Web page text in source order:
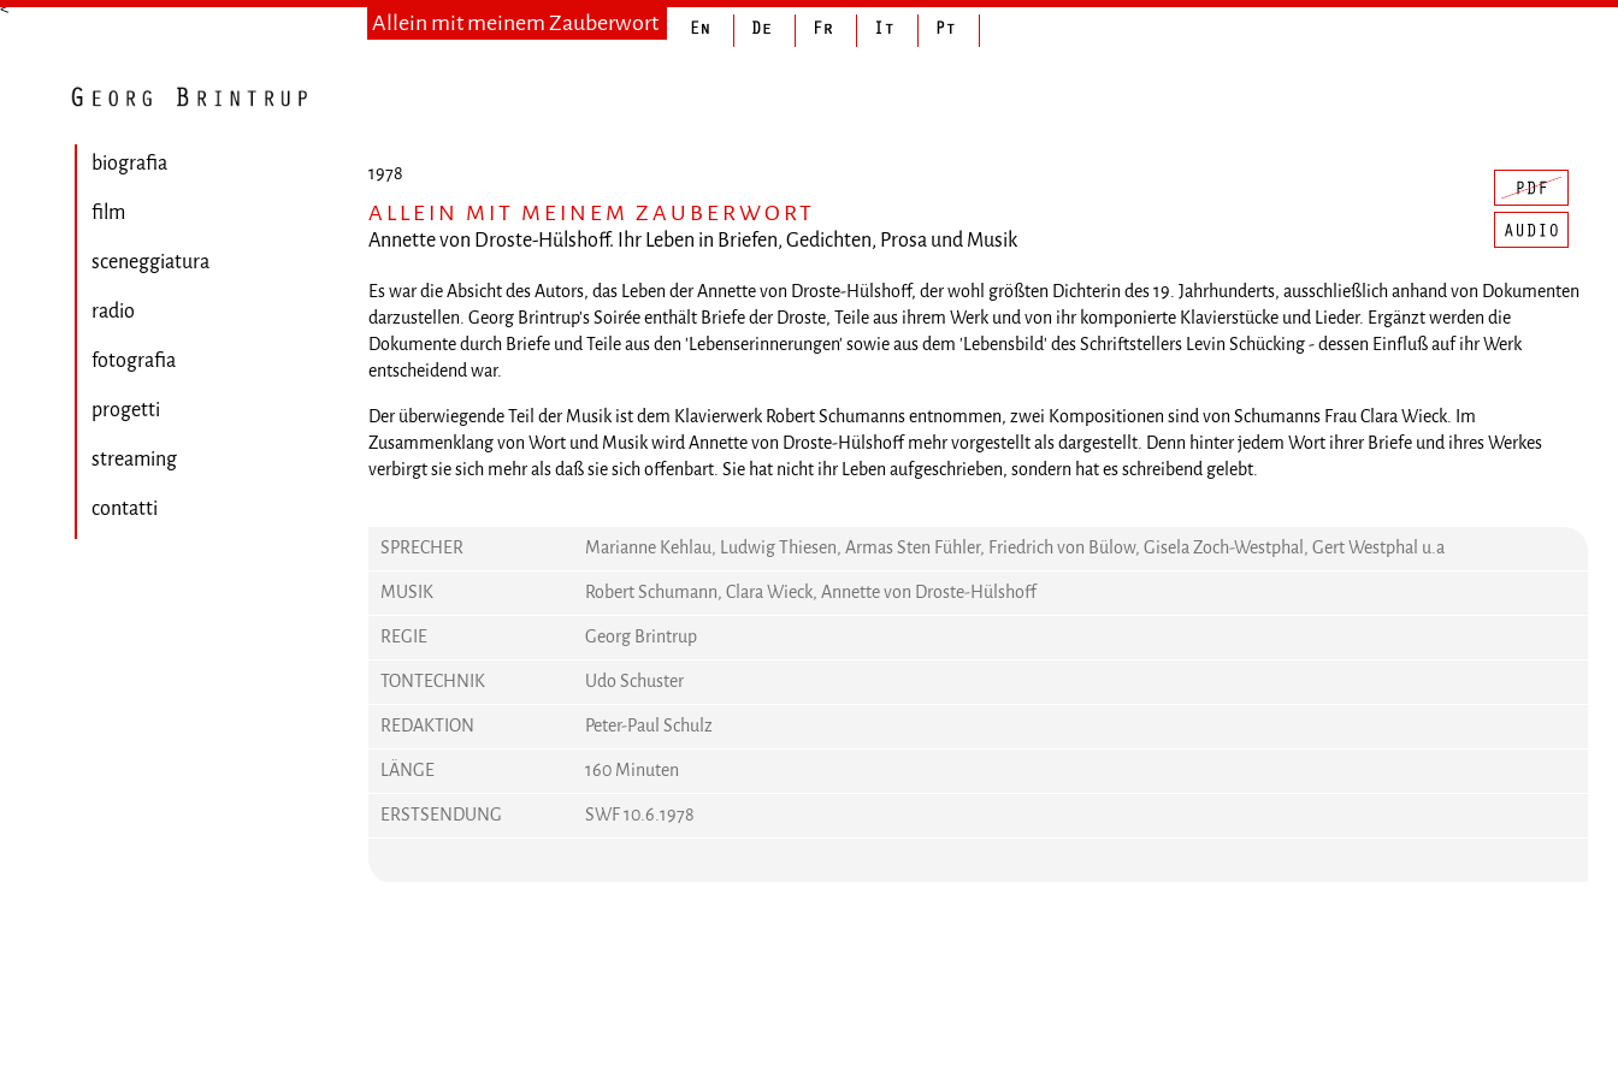
< Allein mit meinem Zauberwort
biografia
film
sceneggiatura
radio
fotografia
progetti
streaming
contatti
1978
ALLEIN MIT MEINEM ZAUBERWORT
Annette von Droste-Hülshoff. Ihr Leben in Briefen, Gedichten, Prosa und Musik
Es war die Absicht des Autors, das Leben der Annette von Droste-Hülshoff, der wohl größten Dichterin des 19. Jahrhunderts, ausschließlich anhand von Dokumenten
darzustellen. Georg Brintrup's Soirée enthält Briefe der Droste, Teile aus ihrem Werk und von ihr komponierte Klavierstücke und Lieder. Ergänzt werden die
Dokumente durch Briefe und Teile aus den 'Lebenserinnerungen' sowie aus dem 'Lebensbild' des Schriftstellers Levin Schücking - dessen Einfluß auf ihr Werk
entscheidend war.
Der überwiegende Teil der Musik ist dem Klavierwerk Robert Schumanns entnommen, zwei Kompositionen sind von Schumanns Frau Clara Wieck. Im
Zusammenklang von Wort und Musik wird Annette von Droste-Hülshoff mehr vorgestellt als dargestellt. Denn hinter jedem Wort ihrer Briefe und ihres Werkes
verbirgt sie sich mehr als daß sie sich offenbart. Sie hat nicht ihr Leben aufgeschrieben, sondern hat es schreibend gelebt.
SPRECHER
Marianne Kehlau, Ludwig Thiesen, Armas Sten Fühler, Friedrich von Bülow, Gisela Zoch-Westphal, Gert Westphal u.a
MUSIK
Robert Schumann, Clara Wieck, Annette von Droste-Hülshoff
REGIE
Georg Brintrup
TONTECHNIK
Udo Schuster
REDAKTION
Peter-Paul Schulz
LÄNGE
160 Minuten
ERSTSENDUNG
SWF 10.6.1978